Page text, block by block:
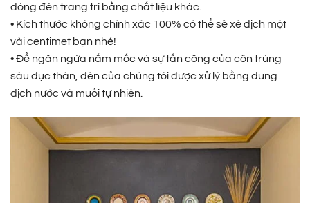
dòng đèn trang trí bằng chất liệu khác.
• Kích thước không chính xác 100% có thể sẽ xê dịch một
vài centimet bạn nhé!
• Để ngăn ngừa nấm mốc và sự tấn công của côn trùng
sâu đục thân, đèn của chúng tôi được xử lý bằng dung
dịch nước và muối tự nhiên.